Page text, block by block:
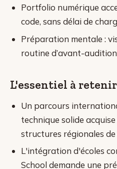
Portfolio numérique
code, sans délai de
Préparation mentale :
routine d’avant-
L'essentiel à retenir
Un parcours
technique solide
structures régionales
L'intégration d'écoles
School demande une